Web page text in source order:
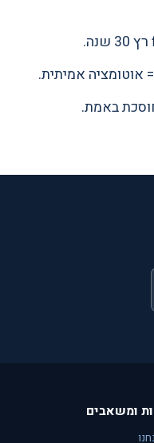
באמת.
ומשאבים